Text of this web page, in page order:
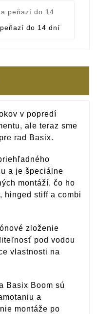
do 14 dní
v popredí
ale teraz sme
rad Basix.
a je špeciálne
montáží, čo ho
hinged stiff a combi
zloženie
pod vodou
vlastnosti na
Basix Boom sú
a
montáže po